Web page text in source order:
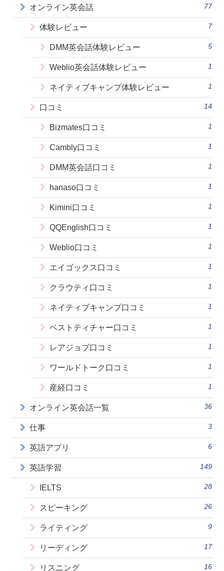
オンライン英会話 77
体験レビュー 7
DMM英会話体験レビュー 5
Weblio英会話体験レビュー 1
ネイティブキャンプ体験レビュー 1
口コミ 14
Bizmates口コミ 1
Cambly口コミ 1
DMM英会話口コミ 1
hanaso口コミ 1
Kimini口コミ 1
QQEnglish口コミ 1
Weblio口コミ 1
エイゴックス口コミ 1
クラウティ口コミ 1
ネイティブキャンプ口コミ 1
ベストティチャー口コミ 1
レアジョブ口コミ 1
ワールドトーク口コミ 1
産経口コミ 1
オンライン英会話一覧 36
仕事 3
英語アプリ 6
英語学習 149
IELTS 28
スピーキング 26
ライティング 9
リーディング 17
リスニング 16